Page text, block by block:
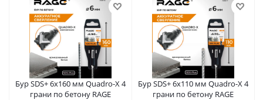
Бур SDS+ 6х160 мм Quadro-X 4
грани по бетону RAGE
Бур SDS+ 6х110 мм Quadro-X 4
грани по бетону RAGE